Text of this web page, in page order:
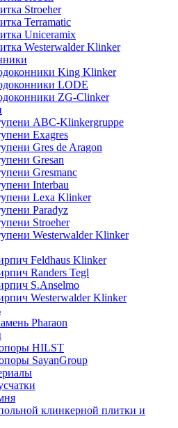
Stroeher
Terramatic
Uniceramix
Westerwalder Klinker
King Klinker
LODE
ZG-Clinker
ABC-Klinkergruppe
Exagres
Gres de Aragon
Gresan
Gresmanc
Interbau
Lexa Klinker
Paradyz
Stroeher
Westerwalder Klinker
Feldhaus Klinker
Randers Tegl
S.Anselmo
Westerwalder Klinker
Pharaon
HILST
SayanGroup
клинкерной плитки и